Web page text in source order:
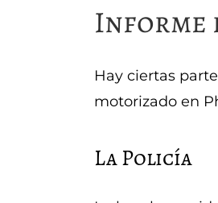
Informe
Hay ciertas
motorizado en
La Policía